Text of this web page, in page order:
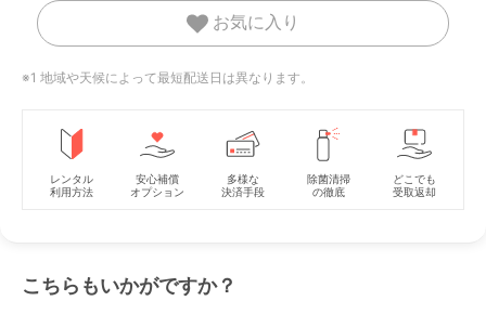
お気に入り
※1 地域や天候によって最短配送日は異なります。
レンタル
利用方法
安心補償
オプション
多様な
決済手段
除菌清掃
の徹底
どこでも
受取返却
こちらもいかがですか？